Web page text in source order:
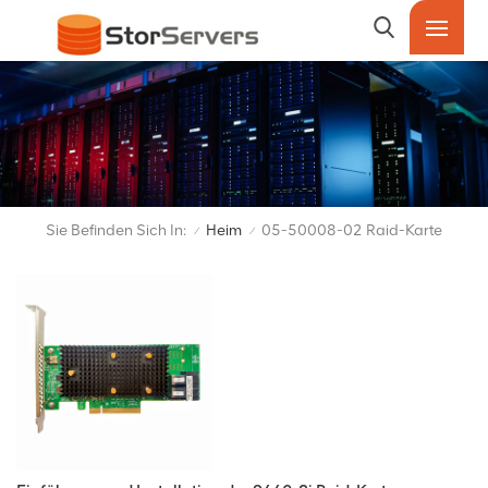
Sie Befinden Sich In: / Heim / 05-50008-02 Raid-Karte